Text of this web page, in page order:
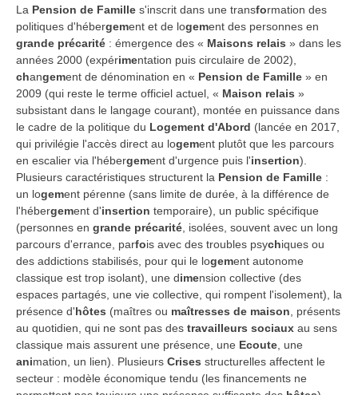
La Pension de Famille s'inscrit dans une transformation des
politiques d'hébergement et de logement des personnes en
grande précarité : émergence des « Maisons relais » dans les
années 2000 (expérimentation puis circulaire de 2002),
changement de dénomination en « Pension de Famille » en
2009 (qui reste le terme officiel actuel, « Maison relais »
subsistant dans le langage courant), montée en puissance dans
le cadre de la politique du Logement d'Abord (lancée en 2017,
qui privilégie l'accès direct au logement plutôt que les parcours
en escalier via l'hébergement d'urgence puis l'insertion).
Plusieurs caractéristiques structurent la Pension de Famille :
un logement pérenne (sans limite de durée, à la différence de
l'hébergement d'insertion temporaire), un public spécifique
(personnes en grande précarité , isolées, souvent avec un long
parcours d'errance, parfois avec des troubles psychiques ou
des addictions stabilisés, pour qui le logement autonome
classique est trop isolant), une dimension collective (des
espaces partagés, une vie collective, qui rompent l'isolement), la
présence d'hôtes (maîtres ou maîtresses de maison , présents
au quotidien, qui ne sont pas des travailleurs sociaux au sens
classique mais assurent une présence, une Ecoute , une
animation, un lien). Plusieurs Crises structurelles affectent le
secteur : modèle économique tendu (les financements ne